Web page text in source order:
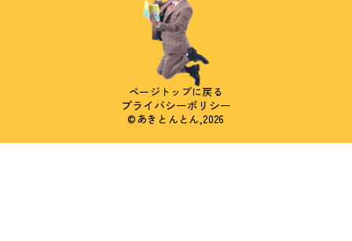
ページトップに戻る
プライバシーポリシー
©あきとんとん,2026